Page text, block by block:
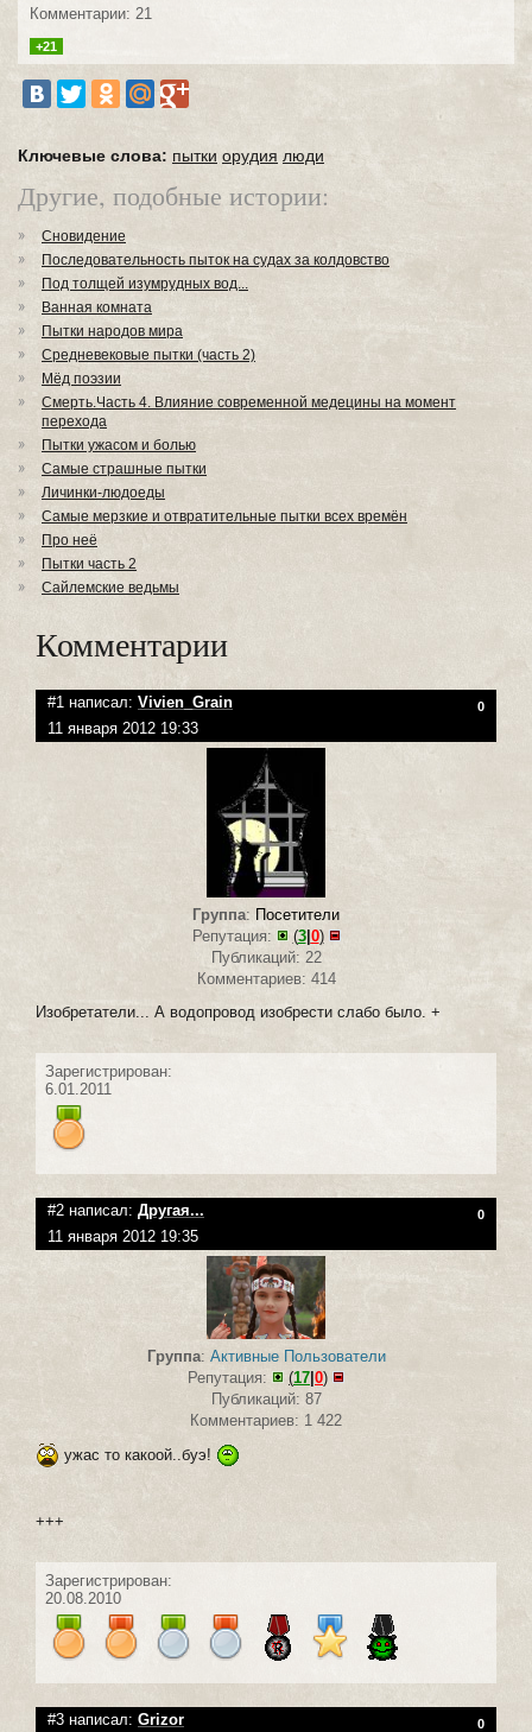
Комментарии: 21
+21
Ключевые слова: пытки орудия люди
Другие, подобные истории:
Сновидение
Последовательность пыток на судах за колдовство
Под толщей изумрудных вод...
Ванная комната
Пытки народов мира
Средневековые пытки (часть 2)
Мёд поэзии
Смерть.Часть 4. Влияние современной медецины на момент
перехода
Пытки ужасом и болью
Самые страшные пытки
Личинки-людоеды
Самые мерзкие и отвратительные пытки всех времён
Про неё
Пытки часть 2
Сайлемские ведьмы
Комментарии
#1 написал: Vivien_Grain 0
11 января 2012 19:33
Группа: Посетители
Репутация:
(3| 0)
Публикаций: 22
Комментариев: 414
Изобретатели... А водопровод изобрести слабо было. +
Зарегистрирован:
6.01.2011
#2 написал: Другая... 0
11 января 2012 19:35
Группа: Активные Пользователи
Репутация:
(17|0)
Публикаций: 87
Комментариев: 1 422
ужас то какоой..буэ!
+++
Зарегистрирован:
20.08.2010
#3 написал: Grizor 0